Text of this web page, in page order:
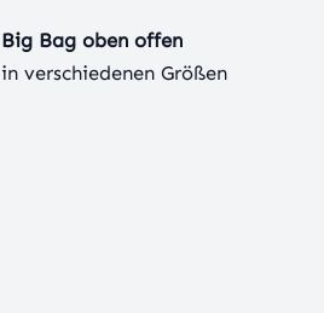
Big Bag oben offen
in verschiedenen Größen